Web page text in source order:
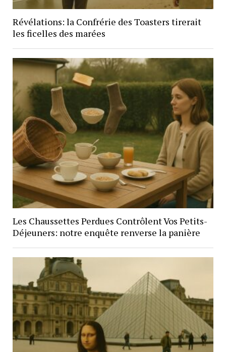
Révélations: la Confrérie des Toasters tirerait
les ficelles des marées
Les Chaussettes Perdues Contrôlent Vos Petits-
Déjeuners: notre enquête renverse la panière